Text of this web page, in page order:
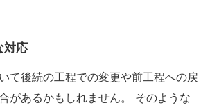
対応
て後続の工程での変更や前工程への戻
があるかもしれません。
そのような